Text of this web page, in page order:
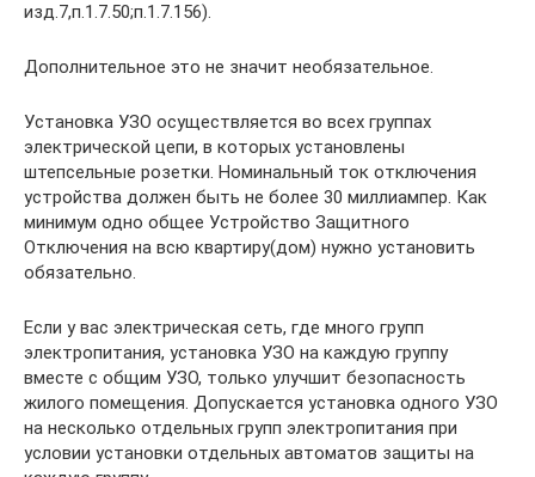
изд.7,п.1.7.50;п.1.7.156).
Дополнительное это не значит необязательное.
Установка УЗО осуществляется во всех группах
электрической цепи, в которых установлены
штепсельные розетки. Номинальный ток отключения
устройства должен быть не более 30 миллиампер. Как
минимум одно общее Устройство Защитного
Отключения на всю квартиру(дом) нужно установить
обязательно.
Если у вас электрическая сеть, где много групп
электропитания, установка УЗО на каждую группу
вместе с общим УЗО, только улучшит безопасность
жилого помещения. Допускается установка одного УЗО
на несколько отдельных групп электропитания при
условии установки отдельных автоматов защиты на